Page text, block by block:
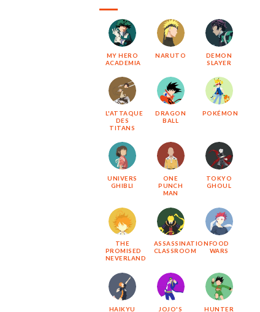
MY HERO
ACADEMIA
NARUTO
DEMON
SLAYER
L'ATTAQUE
DES
TITANS
DRAGON
BALL
POKÉMON
UNIVERS
GHIBLI
ONE
PUNCH
MAN
TOKYO
GHOUL
THE
PROMISED
NEVERLAND
ASSASSINATION
CLASSROOM
FOOD
WARS
HAIKYU
JOJO'S
HUNTER